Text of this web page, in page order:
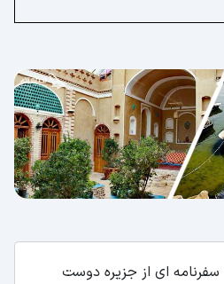
ای از جزیره دوست